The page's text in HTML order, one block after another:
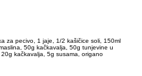
za pecivo, 1 jaje, 1/2 kašičice soli, 150ml
50g kačkavalja, 50g tunjevine u
kačkavalja, 5g susama, origano